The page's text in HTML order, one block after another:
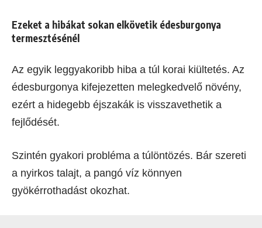
Ezeket a hibákat sokan elkövetik édesburgonya
termesztésénél
Az egyik leggyakoribb hiba a túl korai kiültetés. Az
édesburgonya kifejezetten melegkedvelő növény,
ezért a hidegebb éjszakák is visszavethetik a
fejlődését.
Szintén gyakori probléma a túlöntözés. Bár szereti
a nyirkos talajt, a pangó víz könnyen
gyökérrothadást okozhat.